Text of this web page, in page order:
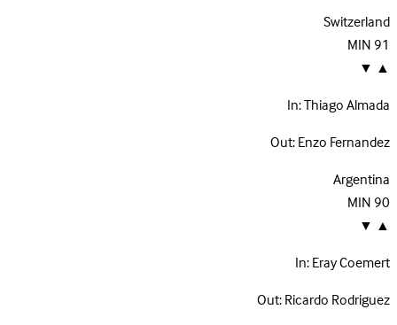
Switzerland
91
MIN
▲
▼
In:Thiago Almada
Out:Enzo Fernandez
Argentina
90
MIN
▲
▼
In:Eray Coemert
Out:Ricardo Rodriguez